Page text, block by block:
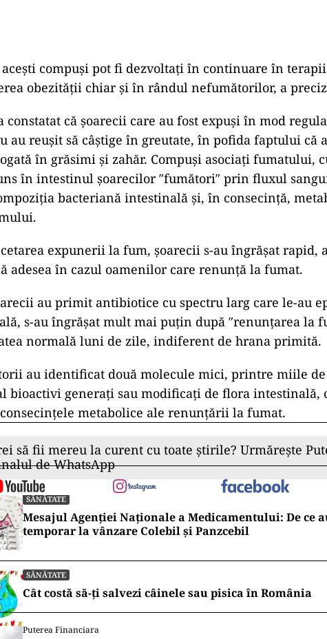
compuşi pot fi dezvoltaţi în continuare în
obezităţii chiar şi în rândul nefumătorilor, a
constatat că şoarecii care au fost expuşi în mod
au reuşit să câştige în greutate, în pofida faptului că
în grăsimi şi zahăr. Compuşi asociaţi fumatului,
în intestinul şoarecilor ″fumători″⁣ prin fluxul
bacteriană intestinală şi, în consecinţă,
expunerii la fum, şoarecii s-au îngrăşat rapid,
adesea în cazul oamenilor care renunţă la fumat.
au primit antibiotice cu spectru larg care le-au
s-au îngrăşat mult mai puţin după ″renunţarea la
normală luni de zile, indiferent de hrana primită.
au identificat două molecule mici, printre miile
bioactivi generaţi sau modificaţi de flora intestinală,
metabolice ale renunţării la fumat.
să fii mereu la curent cu toate știrile? Urmărește
de WhatsApp
SĂNĂTATE
Mesajul Agenției Naționale a Medicamentului: De ce
temporar la vânzare Colebil și Panzcebil
SĂNĂTATE
Cât costă să-ți salvezi câinele sau pisica în România
Puterea Financiara